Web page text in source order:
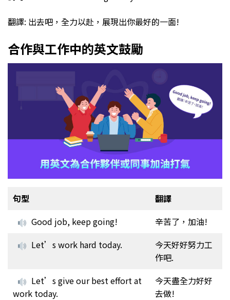
翻譯: 出去吧，全力以赴，展現出你最好的一面!
合作與工作中的英文鼓勵
句型
翻譯
Good job, keep going!
辛苦了，加油!
Let’s work hard today.
今天好好努力工
作吧.
Let’s give our best effort at
work today.
今天盡全力好好
去做!